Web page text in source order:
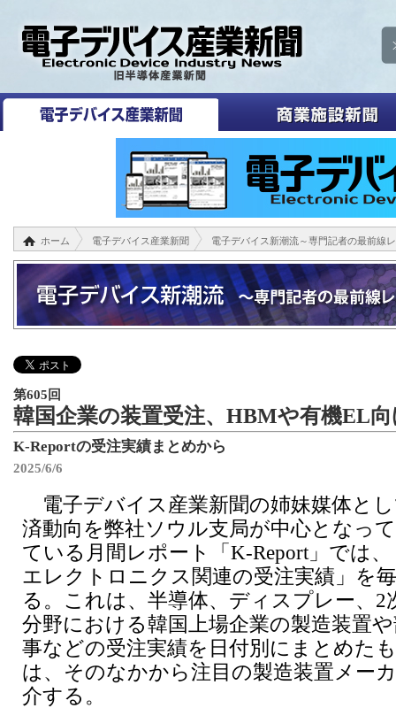
ホーム 電子デバイス産業新聞 電子デバイス新潮流～専門記者の最前線
第605回
韓国企業の装置受注、HBMや有機EL
K-Reportの受注実績まとめから
2025/6/6
電子デバイス産業新聞の姉妹媒体と
済動向を弊社ソウル支局が中心となっ
ている月間レポート「K-Report」では
エレクトロニクス関連の受注実績」を
る。これは、半導体、ディスプレー、2
分野における韓国上場企業の製造装置
事などの受注実績を日付別にまとめた
は、そのなかから注目の製造装置メー
介する。